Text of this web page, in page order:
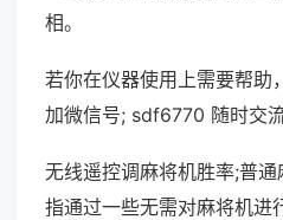
相。
若你在仪器使用上需要帮助
加微信号; sdf6770 随时交流
无线遥控调麻将机胜率;普
指通过一些无需对麻将机进